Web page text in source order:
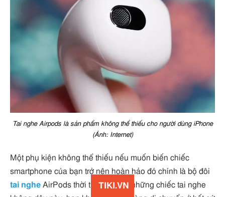
Tai nghe Airpods là sản phẩm không thể thiếu cho người dùng iPhone
(Ảnh: Internet)
Một phụ kiện không thể thiếu nếu muốn biến chiếc
smartphone của bạn trở nên hoàn hảo đó chính là bộ đôi
tai nghe AirPods thời thượng. Với những chiếc tai nghe
TIKI.VN